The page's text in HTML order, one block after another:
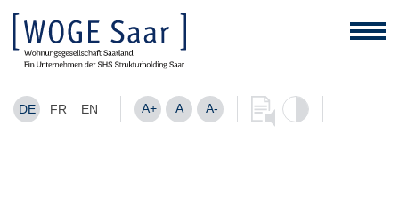
DE FR EN A+ A A-